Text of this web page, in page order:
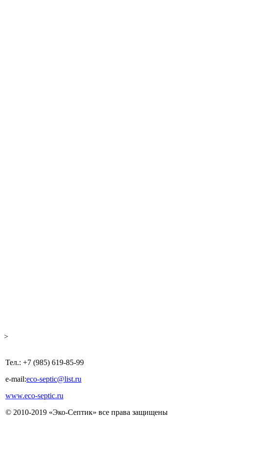
>
Тел.: +7 (985) 619-85-99
e-mail:eco-septic@list.ru
www.eco-septic.ru
© 2010-2019 «Эко-Септик» все права защищены